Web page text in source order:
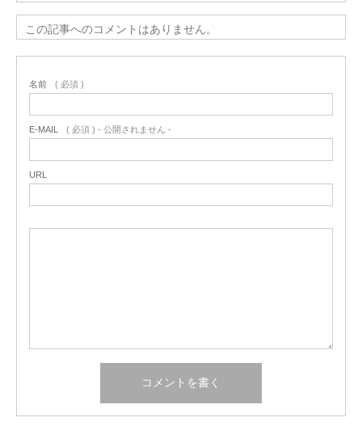
この記事へのコメントはありません。
名前 ( 必須 )
E-MAIL ( 必須 ) - 公開されません -
URL